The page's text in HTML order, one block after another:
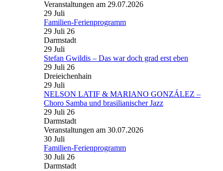
Veranstaltungen am 29.07.2026
29 Juli
Familien-Ferienprogramm
29 Juli 26
Darmstadt
29 Juli
Stefan Gwildis – Das war doch grad erst eben
29 Juli 26
Dreieichenhain
29 Juli
NELSON LATIF & MARIANO GONZÁLEZ –
Choro Samba und brasilianischer Jazz
29 Juli 26
Darmstadt
Veranstaltungen am 30.07.2026
30 Juli
Familien-Ferienprogramm
30 Juli 26
Darmstadt